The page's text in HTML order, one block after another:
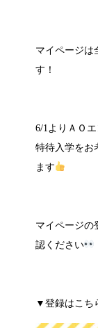
マイページは
す！
6/1よりＡＯ
特待入学をお
ます
マイページの
認ください
▼登録はこち